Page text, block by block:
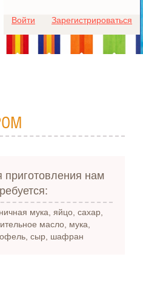
Войти Зарегистрироваться
приготовления нам
мука, яйцо, сахар,
масло, мука,
сыр, шафран
любых предложений по